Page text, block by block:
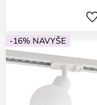
-16% NAVYŠE